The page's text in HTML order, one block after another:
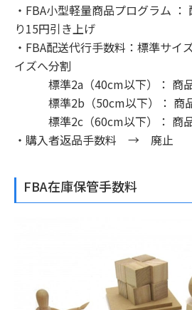
・FBA小型軽量商品プログラム
り15円引き上げ
・FBA配送代行手数料：標準サイ
イズへ分割
標準2a（40cm以下）： 商品
標準2b（50cm以下）： 商品
標準2c（60cm以下）： 商品
・購入者返品手数料 → 廃止
FBA在庫保管手数料